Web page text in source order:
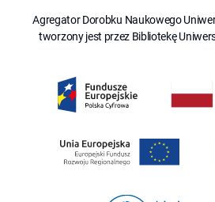
Agregator Dorobku Naukowego
tworzony jest przez Bibliotekę